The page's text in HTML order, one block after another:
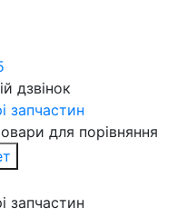
дзвінок
запчастин
для порівняння
запчастин